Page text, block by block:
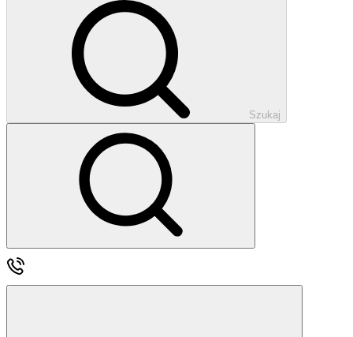
Szukaj